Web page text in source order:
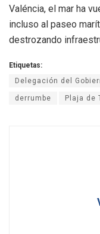
Valéncia, el mar ha
incluso al paseo
destrozando
Etiquetas:
Delegación del
derrumbe Plaja de